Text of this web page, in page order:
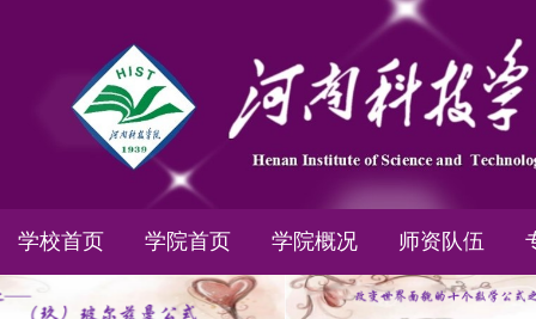
学校首页 学院首页 学院概况 师资队伍